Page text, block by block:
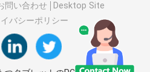
問い合わせ
Desktop Site
バシーポリシー